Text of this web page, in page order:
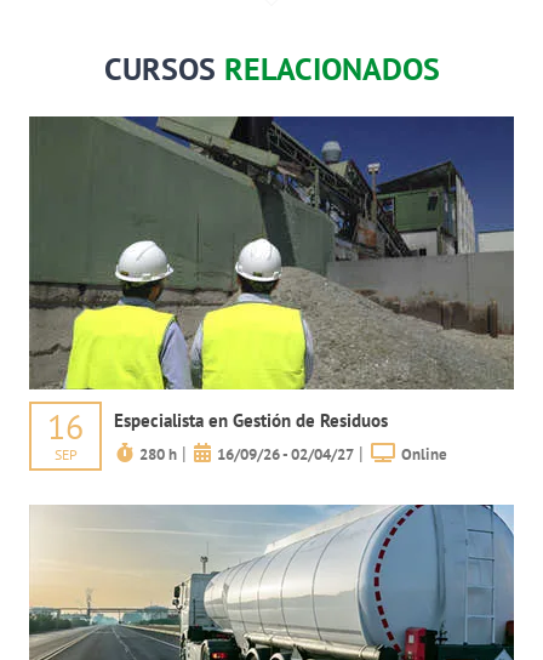
CURSOS RELACIONADOS
16
SEP
Especialista en Gestión de Residuos
280 h | 16/09/26 - 02/04/27 | Online